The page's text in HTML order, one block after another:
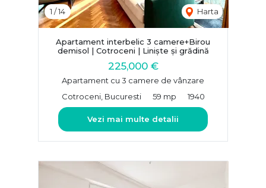
1 /14 Harta
Apartament interbelic 3 camere+Birou
demisol | Cotroceni | Liniște și grădină
225,000 €
Apartament cu 3 camere de vânzare
Cotroceni, Bucuresti
59 mp 1940
Vezi mai multe detalii